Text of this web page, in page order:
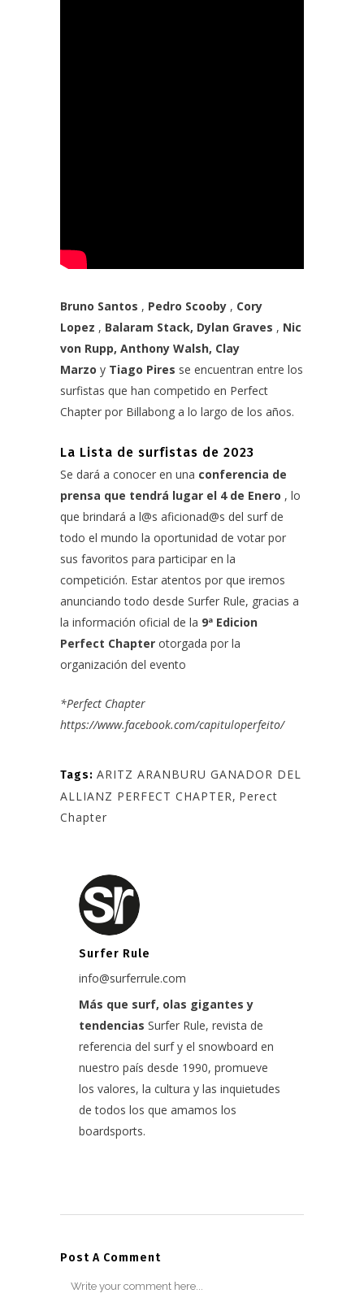
Bruno Santos , Pedro Scooby , Cory
Lopez , Balaram Stack, Dylan Graves , Nic
von Rupp, Anthony Walsh, Clay
Marzo y Tiago Pires se encuentran entre los
surfistas que han competido en Perfect
Chapter por Billabong a lo largo de los años.
La Lista de surfistas de 2023
Se dará a conocer en una conferencia de
prensa que tendrá lugar el 4 de Enero , lo
que brindará a l@s aficionad@s del surf de
todo el mundo la oportunidad de votar por
sus favoritos para participar en la
competición. Estar atentos por que iremos
anunciando todo desde Surfer Rule, gracias a
la información oficial de la 9ª Edicion
Perfect Chapter otorgada por la
organización del evento
*Perfect Chapter
https://www.facebook.com/capituloperfeito/
Tags: ARITZ ARANBURU GANADOR DEL
ALLIANZ PERFECT CHAPTER, Perect
Chapter
Surfer Rule
info@surferrule.com
Más que surf, olas gigantes y
tendencias Surfer Rule, revista de
referencia del surf y el snowboard en
nuestro país desde 1990, promueve
los valores, la cultura y las inquietudes
de todos los que amamos los
boardsports.
Post A Comment